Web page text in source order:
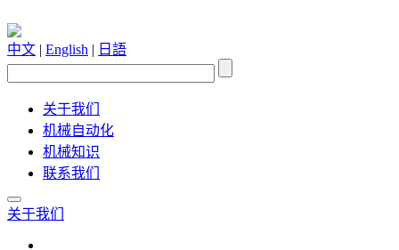
中文 | English | 日語
关于我们
机械自动化
机械知识
联系我们
关于我们